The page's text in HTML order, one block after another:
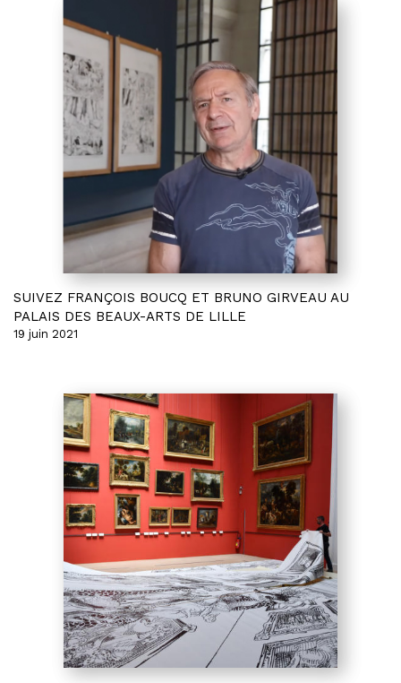
SUIVEZ FRANÇOIS BOUCQ ET BRUNO GIRVEAU AU
PALAIS DES BEAUX-ARTS DE LILLE
19 juin 2021